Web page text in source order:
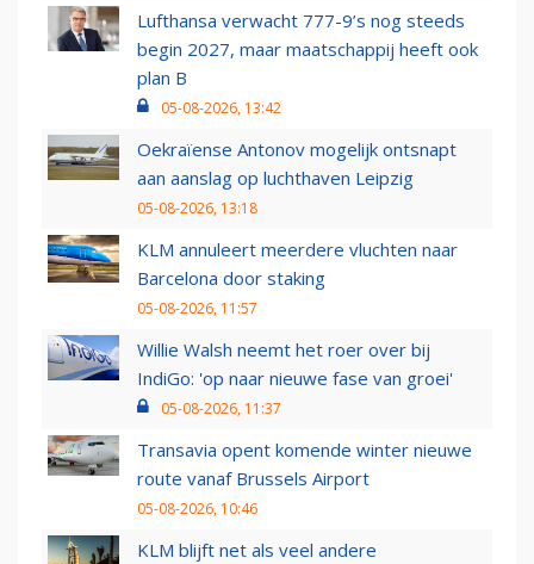
Lufthansa verwacht 777-9’s nog steeds
begin 2027, maar maatschappij heeft ook
plan B
05-08-2026, 13:42
Oekraïense Antonov mogelijk ontsnapt
aan aanslag op luchthaven Leipzig
05-08-2026, 13:18
KLM annuleert meerdere vluchten naar
Barcelona door staking
05-08-2026, 11:57
Willie Walsh neemt het roer over bij
IndiGo: 'op naar nieuwe fase van groei'
05-08-2026, 11:37
Transavia opent komende winter nieuwe
route vanaf Brussels Airport
05-08-2026, 10:46
KLM blijft net als veel andere